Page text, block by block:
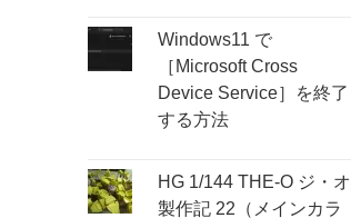
Windows11 で
［Microsoft Cross
Device Service］を終了
する方法
HG 1/144 THE-O ジ・オ
製作記 22（メインカラ